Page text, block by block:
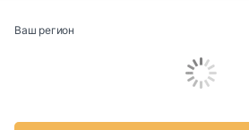
Ваш регион